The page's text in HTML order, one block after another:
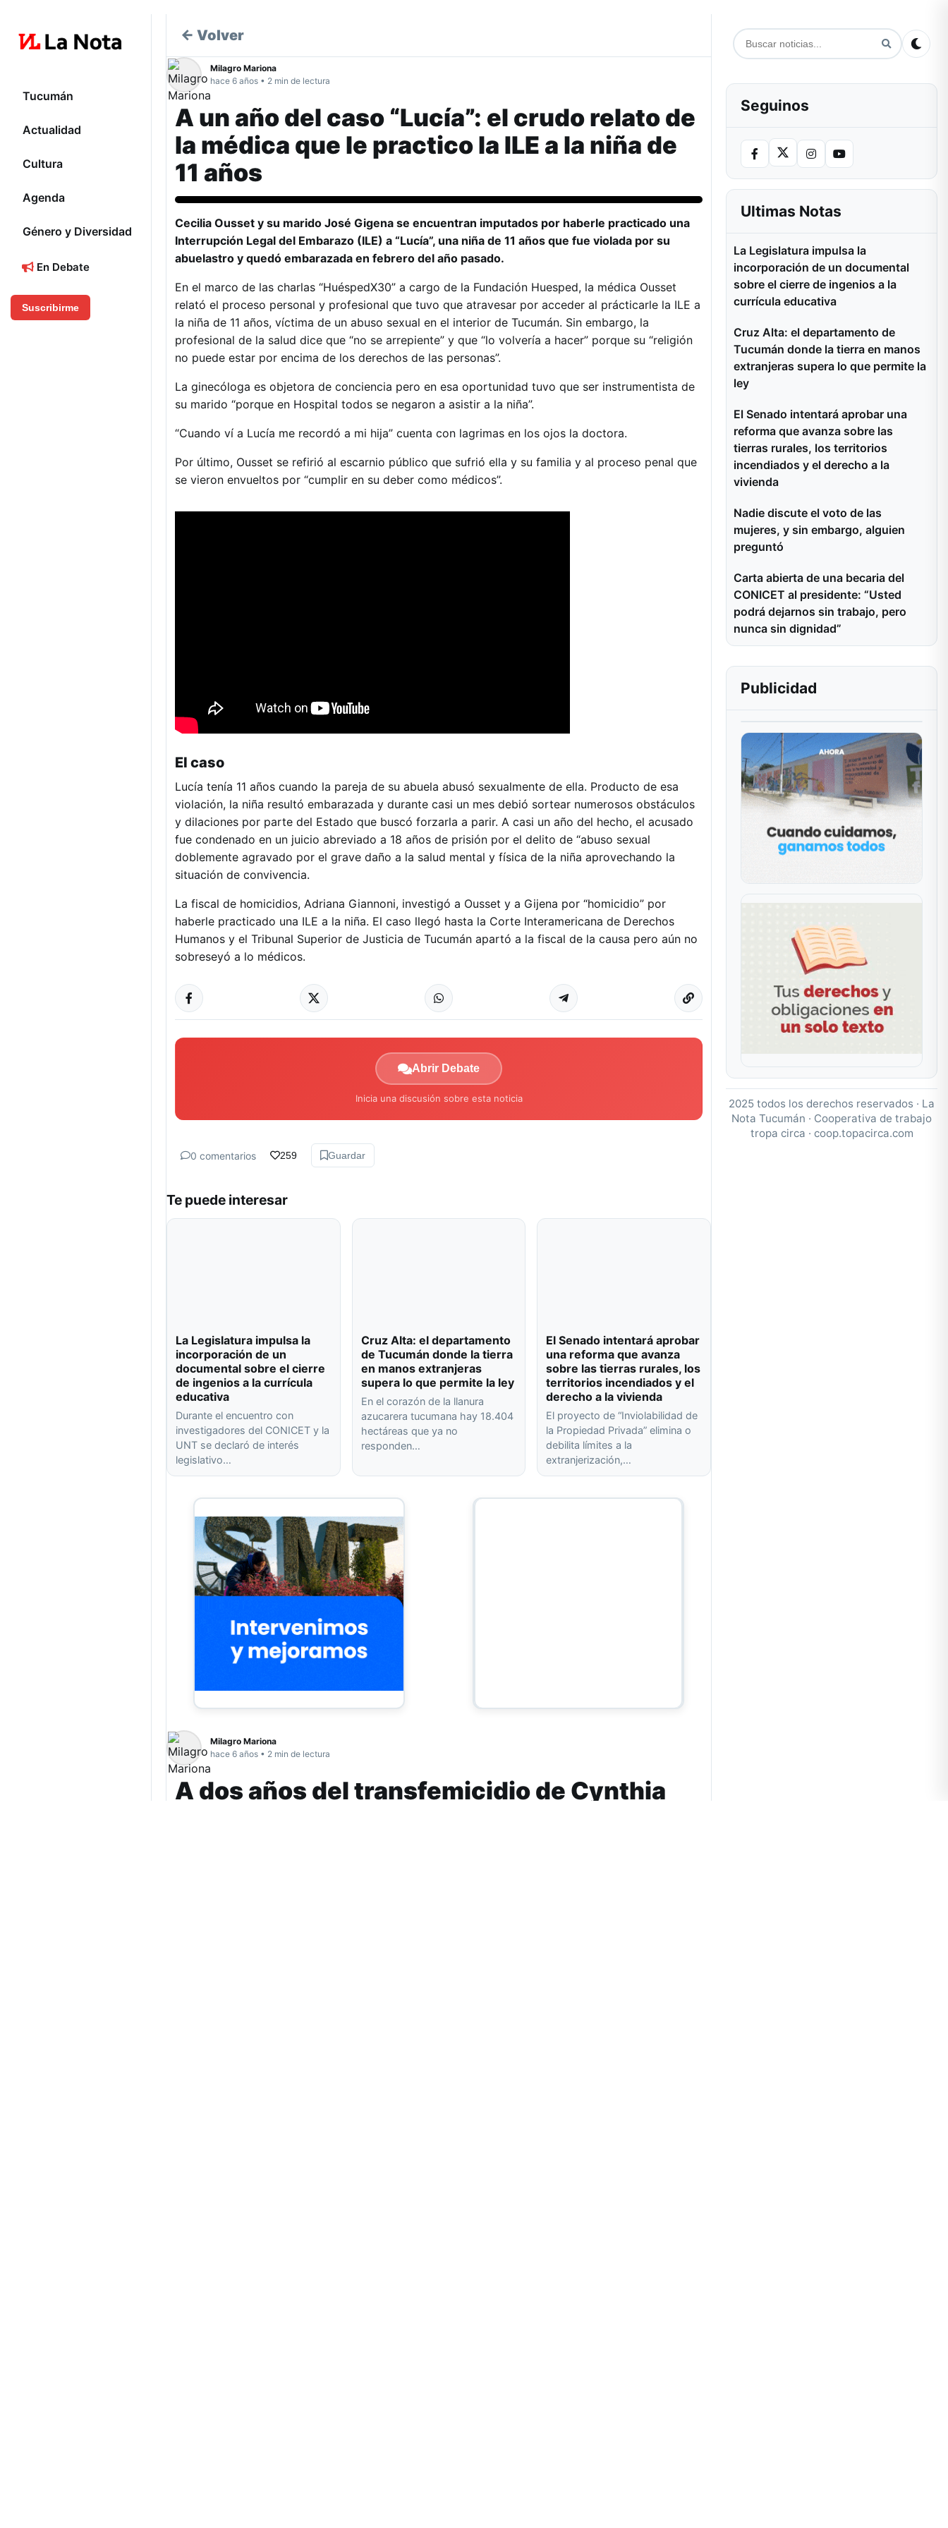
Tucumán
Actualidad
Cultura
Agenda
Género y Diversidad
En Debate
Suscribirme
← Volver
Milagro Mariona
hace 6 años • 2 min de lectura
A un año del caso “Lucía”: el crudo relato de
la médica que le practico la ILE a la niña de
11 años
Cecilia Ousset y su marido José Gigena se encuentran imputados por haberle practicado una
Interrupción Legal del Embarazo (ILE) a “Lucía”, una niña de 11 años que fue violada por su
abuelastro y quedó embarazada en febrero del año pasado.
En el marco de las charlas “HuéspedX30” a cargo de la Fundación Huesped, la médica Ousset
relató el proceso personal y profesional que tuvo que atravesar por acceder al prácticarle la ILE a
la niña de 11 años, víctima de un abuso sexual en el interior de Tucumán. Sin embargo, la
profesional de la salud dice que “no se arrepiente” y que “lo volvería a hacer” porque su “religión
no puede estar por encima de los derechos de las personas”.
La ginecóloga es objetora de conciencia pero en esa oportunidad tuvo que ser instrumentista de
su marido “porque en Hospital todos se negaron a asistir a la niña”.
“Cuando ví a Lucía me recordó a mi hija” cuenta con lagrimas en los ojos la doctora.
Por último, Ousset se refirió al escarnio público que sufrió ella y su familia y al proceso penal que
se vieron envueltos por “cumplir en su deber como médicos”.
El caso
Lucía tenía 11 años cuando la pareja de su abuela abusó sexualmente de ella. Producto de esa
violación, la niña resultó embarazada y durante casi un mes debió sortear numerosos obstáculos
y dilaciones por parte del Estado que buscó forzarla a parir. A casi un año del hecho, el acusado
fue condenado en un juicio abreviado a 18 años de prisión por el delito de “abuso sexual
doblemente agravado por el grave daño a la salud mental y física de la niña aprovechando la
situación de convivencia.
La fiscal de homicidios, Adriana Giannoni, investigó a Ousset y a Gijena por “homicidio” por
haberle practicado una ILE a la niña. El caso llegó hasta la Corte Interamericana de Derechos
Humanos y el Tribunal Superior de Justicia de Tucumán apartó a la fiscal de la causa pero aún no
sobreseyó a lo médicos.
Abrir Debate
Inicia una discusión sobre esta noticia
0 comentarios 259 Guardar
Te puede interesar
La Legislatura impulsa la
incorporación de un
documental sobre el cierre
de ingenios a la currícula
educativa
Durante el encuentro con
investigadores del CONICET y la
UNT se declaró de interés
legislativo…
Cruz Alta: el departamento
de Tucumán donde la tierra
en manos extranjeras
supera lo que permite la ley
En el corazón de la llanura
azucarera tucumana hay 18.404
hectáreas que ya no
responden…
El Senado intentará aprobar
una reforma que avanza
sobre las tierras rurales, los
territorios incendiados y el
derecho a la vivienda
El proyecto de “Inviolabilidad de
la Propiedad Privada” elimina o
debilita límites a la
extranjerización,…
Milagro Mariona
hace 6 años • 2 min de lectura
A dos años del transfemicidio de Cynthia
Seguinos
Ultimas Notas
La Legislatura impulsa la
incorporación de un documental
sobre el cierre de ingenios a la
currícula educativa
Cruz Alta: el departamento de
Tucumán donde la tierra en manos
extranjeras supera lo que permite la
ley
El Senado intentará aprobar una
reforma que avanza sobre las
tierras rurales, los territorios
incendiados y el derecho a la
vivienda
Nadie discute el voto de las
mujeres, y sin embargo, alguien
preguntó
Carta abierta de una becaria del
CONICET al presidente: “Usted
podrá dejarnos sin trabajo, pero
nunca sin dignidad”
Publicidad
2025 todos los derechos reservados · La
Nota Tucumán · Cooperativa de trabajo
tropa circa · coop.topacirca.com